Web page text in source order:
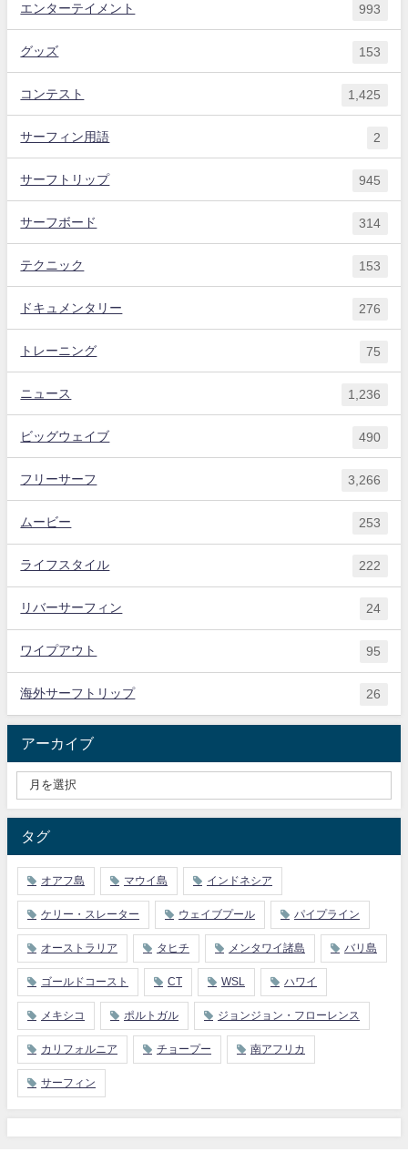
エンターテイメント 993
グッズ 153
コンテスト 1,425
サーフィン用語 2
サーフトリップ 945
サーフボード 314
テクニック 153
ドキュメンタリー 276
トレーニング 75
ニュース 1,236
ビッグウェイブ 490
フリーサーフ 3,266
ムービー 253
ライフスタイル 222
リバーサーフィン 24
ワイプアウト 95
海外サーフトリップ 26
アーカイブ
タグ
オアフ島 マウイ島 インドネシア
ケリー・スレーター ウェイブプール パイプライン
オーストラリア タヒチ メンタワイ諸島 バリ島
ゴールドコースト CT WSL ハワイ
メキシコ ポルトガル ジョンジョン・フローレンス
カリフォルニア チョープー 南アフリカ
サーフィン